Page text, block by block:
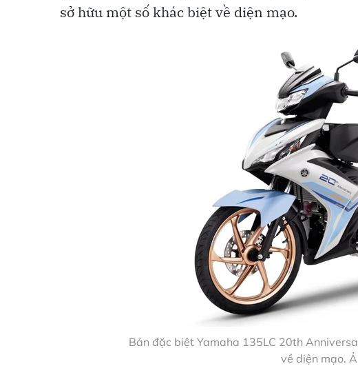
sở hữu một số khác biệt về diện mạo.
Bản đặc biệt Yamaha 135LC 20th
về diện mạo.